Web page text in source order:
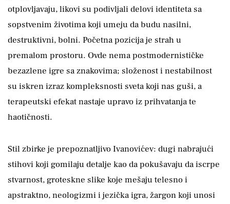
otplovljavaju, likovi su podivljali delovi identiteta sa
sopstvenim životima koji umeju da budu nasilni,
destruktivni, bolni. Početna pozicija je strah u
premalom prostoru. Ovde nema postmodernističke
bezazlene igre sa znakovima; složenost i nestabilnost
su iskren izraz kompleksnosti sveta koji nas guši, a
terapeutski efekat nastaje upravo iz prihvatanja te
haotičnosti.
Stil zbirke je prepoznatljivo Ivanovićev: dugi nabrajući
stihovi koji gomilaju detalje kao da pokušavaju da iscrpe
stvarnost, groteskne slike koje mešaju telesno i
apstraktno, neologizmi i jezička igra, žargon koji unosi